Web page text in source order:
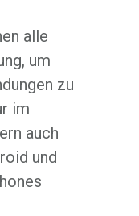
alle
um
zu
im
auch
und